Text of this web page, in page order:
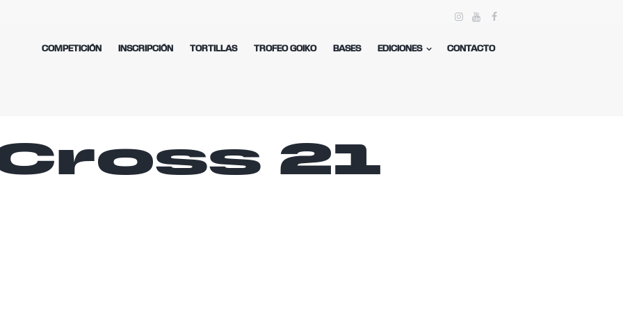
COMPETICIÓN INSCRIPCIÓN TORTILLAS TROFEO GOIKO BASES EDICIONES CONTACTO
21